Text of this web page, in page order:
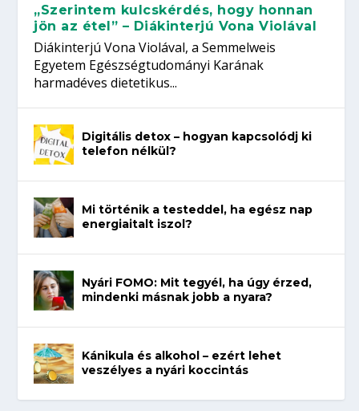
„Szerintem kulcskérdés, hogy honnan
jön az étel” – Diákinterjú Vona Violával
Diákinterjú Vona Violával, a Semmelweis
Egyetem Egészségtudományi Karának
harmadéves dietetikus...
Digitális detox – hogyan kapcsolódj ki
telefon nélkül?
Mi történik a testeddel, ha egész nap
energiaitalt iszol?
Nyári FOMO: Mit tegyél, ha úgy érzed,
mindenki másnak jobb a nyara?
Kánikula és alkohol – ezért lehet
veszélyes a nyári koccintás